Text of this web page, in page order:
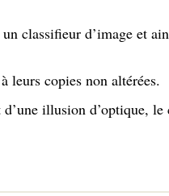
classifieur d’image et
leurs copies non altérées.
illusion d’optique,